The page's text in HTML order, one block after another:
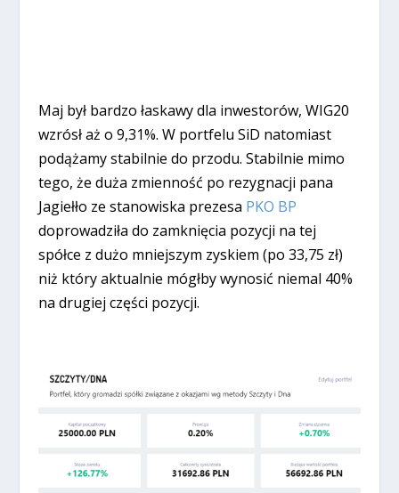
Maj był bardzo łaskawy dla inwestorów, WIG20
wzrósł aż o 9,31%. W portfelu SiD natomiast
podążamy stabilnie do przodu. Stabilnie mimo
tego, że duża zmienność po rezygnacji pana
Jagiełło ze stanowiska prezesa PKO BP
doprowadziła do zamknięcia pozycji na tej
spółce z dużo mniejszym zyskiem (po 33,75 zł)
niż który aktualnie mógłby wynosić niemal 40%
na drugiej części pozycji.